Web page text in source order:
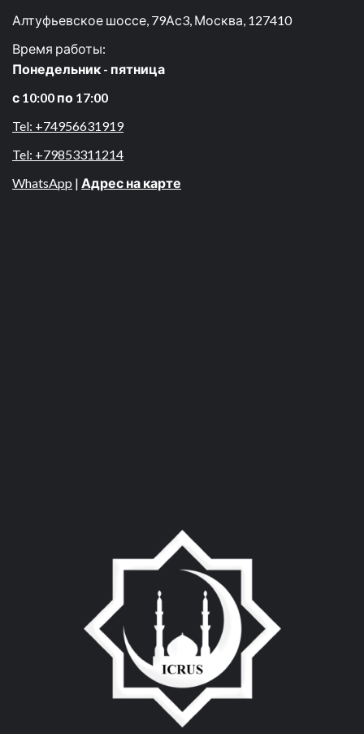
Алтуфьевское шоссе, 79Ас3, Москва, 127410
Время работы:
Понедельник - пятница
с 10:00 по 17:00
Tel: +74956631919
Tel: +79853311214
WhatsApp | Адрес на карте